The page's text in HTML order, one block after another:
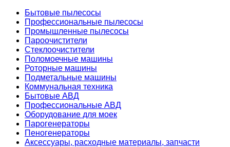
Бытовые пылесосы
Профессиональные пылесосы
Промышленные пылесосы
Пароочистители
Стеклоочистители
Поломоечные машины
Роторные машины
Подметальные машины
Коммунальная техника
Бытовые АВД
Профессиональные АВД
Оборудование для моек
Парогенераторы
Пеногенераторы
Аксессуары, расходные материалы, запчасти